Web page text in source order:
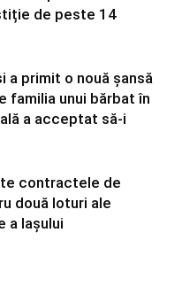
de peste 14
a primit o nouă șansă
familia unui bărbat în
a acceptat să-i
contractele de
două loturi ale
a Iaşului